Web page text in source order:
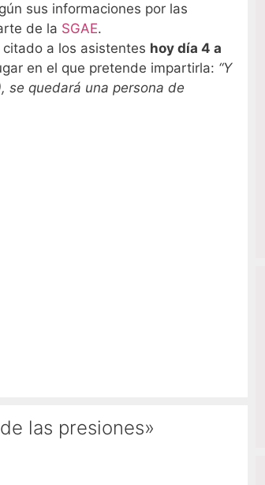
sus informaciones por las
de la SGAE.
a los asistentes hoy día 4 a
en el que pretende impartirla: “Y
se quedará una persona de
las presiones»